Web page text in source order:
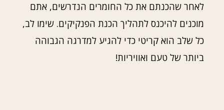
לאחר שהכנתם את כל החומרים הנדרשים, אתם
מוכנים להיכנס לתהליך הכנת הפנקיקים. שימו לב,
כל שלב הוא קריטי כדי להגיע למדרגה הגבוהה
ביותר של טעם ואוויריות!